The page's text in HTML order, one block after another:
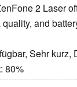
2 Laser
and
Sehr kurz,
: 80%